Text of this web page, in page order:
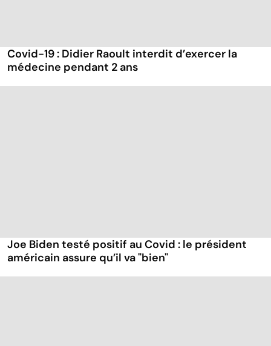
Covid-19 : Didier Raoult interdit d’exercer la
médecine pendant 2 ans
Joe Biden testé positif au Covid : le président
américain assure qu’il va "bien"